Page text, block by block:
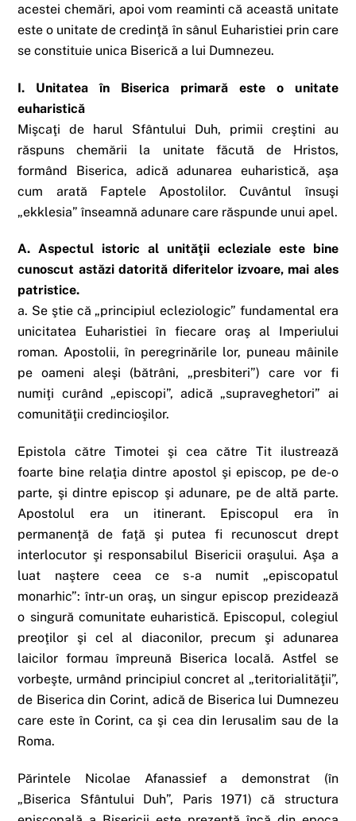
acestei chemări, apoi vom reaminti că această unitate
este o unitate de credinţă în sânul Euharistiei prin care
se constituie unica Biserică a lui Dumnezeu.
I. Unitatea în Biserica primară este o unitate
euharistică
Mişcaţi de harul Sfântului Duh, primii creştini au
răspuns chemării la unitate făcută de Hristos,
formând Biserica, adică adunarea euharistică, aşa
cum arată Faptele Apostolilor. Cuvântul însuşi
„ekklesia” înseamnă adunare care răspunde unui apel.
A. Aspectul istoric al unităţii ecleziale este bine
cunoscut astăzi datorită diferitelor izvoare, mai ales
patristice.
a. Se ştie că „principiul ecleziologic” fundamental era
unicitatea Euharistiei în fiecare oraş al Imperiului
roman. Apostolii, în peregrinările lor, puneau mâinile
pe oameni aleşi (bătrâni, „presbiteri”) care vor fi
numiţi curând „episcopi”, adică „supraveghetori” ai
comunităţii credincioşilor.
Epistola către Timotei şi cea către Tit ilustrează
foarte bine relaţia dintre apostol şi episcop, pe de-o
parte, şi dintre episcop şi adunare, pe de altă parte.
Apostolul era un itinerant. Episcopul era în
permanenţă de faţă şi putea fi recunoscut drept
interlocutor şi responsabilul Bisericii oraşului.Aşa a
luat naştere ceea ce s-a numit „episcopatul
monarhic”: într-un oraş, un singur episcop prezidează
o singură comunitate euharistică. Episcopul, colegiul
preoţilor şi cel al diaconilor, precum şi adunarea
laicilor formau împreună Biserica locală. Astfel se
vorbeşte, urmând principiul concret al „teritorialităţii”,
de Biserica din Corint, adică de Biserica lui Dumnezeu
care este în Corint, ca şi cea din Ierusalim sau de la
Roma.
Părintele Nicolae Afanassief a demonstrat (în
„Biserica Sfântului Duh”, Paris 1971) că structura